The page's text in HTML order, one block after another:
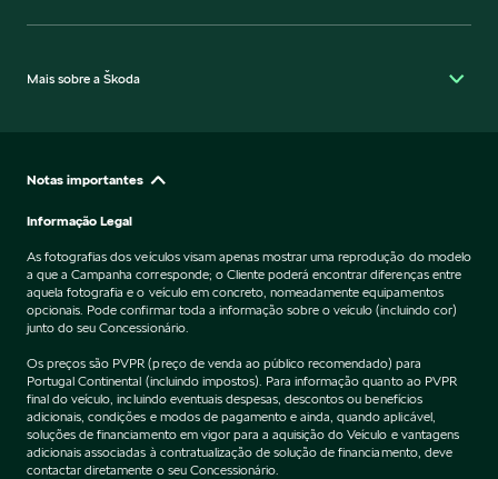
Mais sobre a Škoda
Notas importantes
Informação Legal
As fotografias dos veículos visam apenas mostrar uma reprodução do modelo
a que a Campanha corresponde; o Cliente poderá encontrar diferenças entre
aquela fotografia e o veículo em concreto, nomeadamente equipamentos
opcionais. Pode confirmar toda a informação sobre o veículo (incluindo cor)
junto do seu Concessionário.
Os preços são PVPR (preço de venda ao público recomendado) para
Portugal Continental (incluindo impostos). Para informação quanto ao PVPR
final do veículo, incluindo eventuais despesas, descontos ou benefícios
adicionais, condições e modos de pagamento e ainda, quando aplicável,
soluções de financiamento em vigor para a aquisição do Veículo e vantagens
adicionais associadas à contratualização de solução de financiamento, deve
contactar diretamente o seu Concessionário.